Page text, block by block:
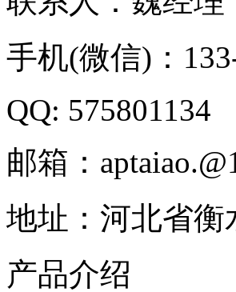
手机(微信)：
QQ: 575801134
邮箱：
地址：河北省
产品介绍